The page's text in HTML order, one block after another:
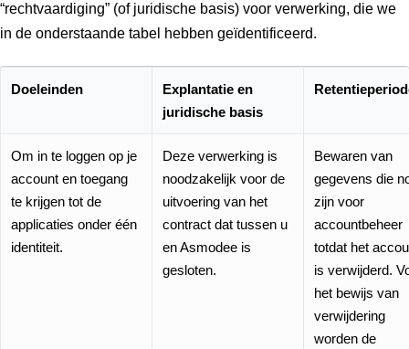
“rechtvaardiging” (of juridische basis) voor verwerking, die we
in de onderstaande tabel hebben geïdentificeerd.
Doeleinden
Explantatie en
juridische basis
Om in te loggen op je
account en toegang
te krijgen tot de
applicaties onder één
identiteit.
Deze verwerking is
noodzakelijk voor de
uitvoering van het
contract dat tussen u
en Asmodee is
gesloten.
Bewaren van
gegevens die
zijn voor
accountbeheer
totdat het
is verwijderd.
het bewijs van
verwijdering
worden de